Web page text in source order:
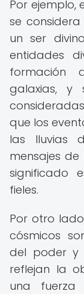
Por ejemplo,
se
un ser
entidades
formación
galaxias, y
que los
las lluvias
mensajes
significado
fieles.
Por otro
cósmicos
del poder y
reflejan la
una fuerza